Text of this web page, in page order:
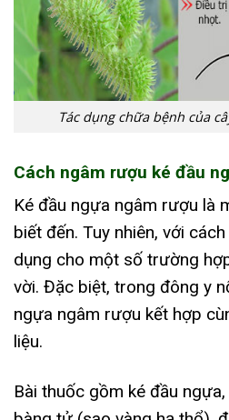
Tác dụng chữa bệnh của
Cách ngâm rượu ké đầu
Ké đầu ngựa ngâm rượu là
biết đến. Tuy nhiên, với
dụng cho một số trường
vời. Đặc biệt, trong đông y
ngựa ngâm rượu kết hợp
liệu.
Bài thuốc gồm ké đầu